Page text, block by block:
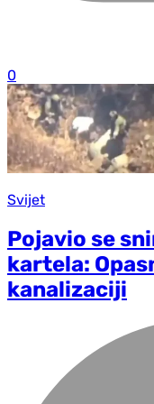
0
Svijet
Pojavio se
kartela:
kanalizaciji